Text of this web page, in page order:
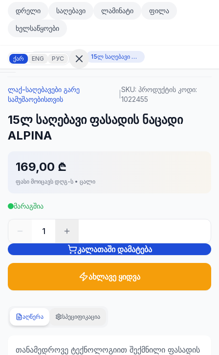
მთავარ კონტენტზე გადასვლა
მთავარ კონტენტზე გადასვლა
დრელი საღებავი ლამინატი ფილა
ხელსაწყოები
ქარ ENG РУС
შესვლა
გაქვთ
ანგარიში?
რეგისტრაცია
ᲙᲐᲢᲔᲒᲝᲠᲘᲔᲑᲘ
ეზო
პროდუქტი
მასალები
ლაქ-საღებავები გარე სამუშაოებისთვის 15ლ საღებავი ფასადის ნაცადი ALPINA
ლაქ-საღებავები გარე
სამუშაოებისთვის
SKU: პროდუქტის კოდი:
1022455
15ლ საღებავი ფასადის ნაცადი
ALPINA
169,00 ₾
ფასი მოიცავს დღგ-ს • ცალი
მარაგშია
1
კალათაში დამატება
ახლავე ყიდვა
აღწერა სპეციფიკაცია
თანამედროვე ტექნოლოგიით შექმნილი ფასადის